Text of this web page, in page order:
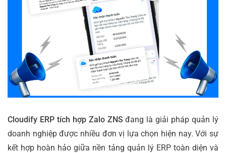
Cloudify ERP tích hợp Zalo ZNS đang là giải pháp quản lý
doanh nghiệp được nhiều đơn vị lựa chọn hiện nay. Với sự
kết hợp hoàn hảo giữa nền tảng quản lý ERP toàn diện và